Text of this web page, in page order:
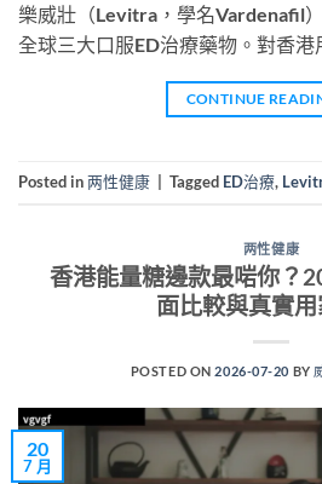
樂威壯（Levitra，學名Vardenafil
全球三大口服ED治療藥物。對香
CONTINUE
Posted in两性健康 Tagged ED治療,
两性健康
香港能量糖邊款最啱你？
面比較與真實
POSTED ON2026-07-20 BY
20
7 月